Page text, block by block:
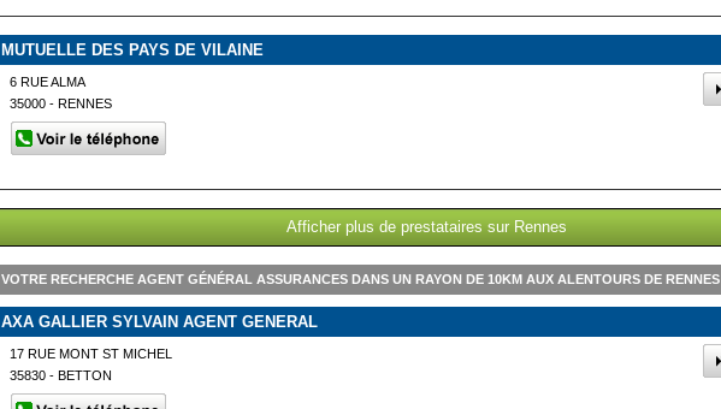
MUTUELLE DES PAYS DE VILAINE
6 RUE ALMA
35000 - RENNES
Afficher plus de prestataires sur Rennes
VOTRE RECHERCHE AGENT GÉNÉRAL ASSURANCES DANS UN RAYON DE 10KM AUX ALENTOURS DE RENNES
AXA GALLIER SYLVAIN AGENT GENERAL
17 RUE MONT ST MICHEL
35830 - BETTON